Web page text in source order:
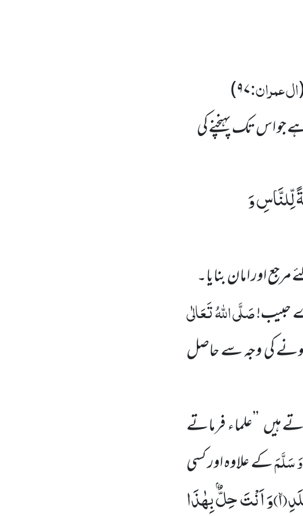
ال عمران:۹۷)
جو اس تک پہنچنے کی
لِّلنَّاسِ وَ
اور امان بنایا۔
حبیب!صَلَّی اللّٰہُ تَعَالٰی
کی وجہ سے حاصل
ہیں ’’علماء فرماتے
سَلَّمَکے علاوہ اور کسی
۱)وَ اَنْتَ حِلٌّۢ بِهٰذَا